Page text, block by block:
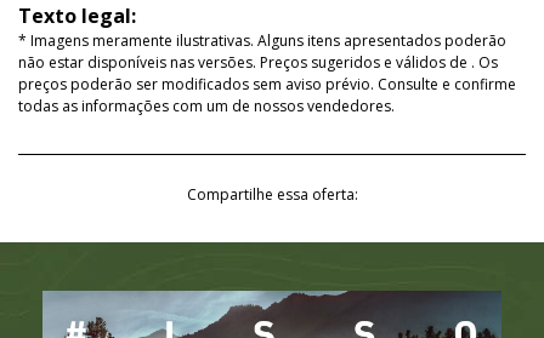
Texto legal:
* Imagens meramente ilustrativas. Alguns itens apresentados poderão
não estar disponíveis nas versões. Preços sugeridos e válidos de . Os
preços poderão ser modificados sem aviso prévio. Consulte e confirme
todas as informações com um de nossos vendedores.
Compartilhe essa oferta: